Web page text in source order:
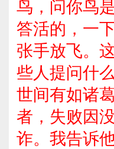
鸟，问你鸟
答活的，一
张手放飞。
些人提问什
世间有如诸
者，失败因
诈。我告诉